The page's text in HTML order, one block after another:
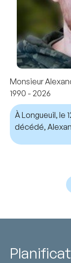
Monsieur
1990 - 2026
À Longueuil, le
décédé,